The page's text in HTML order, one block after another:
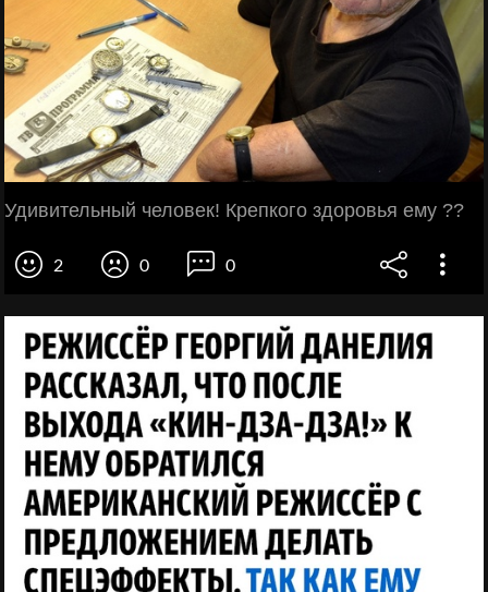
Удивительный человек! Крепкого здоровья ему ??
2 0 0